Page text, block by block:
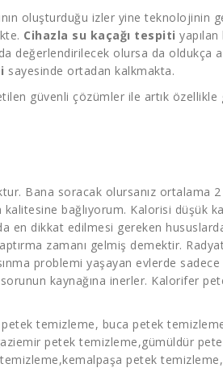
oluşturduğu izler yine
Cihazla su kaçağı tespiti
değerlendirilecek olursa da oldukça
sayesinde ortadan kalkmakta.
güvenli çözümler ile artık
Bana soracak olursanız ortalama
bağlıyorum. Kalorisi düşük
en dikkat edilmesi gereken
zamanı gelmiş demektir.
problemi yaşayan evlerde
kaynağına inerler. Kalorifer
petek temizleme, buca petek
petek temizleme,gümüldür
,kemalpaşa petek temizleme